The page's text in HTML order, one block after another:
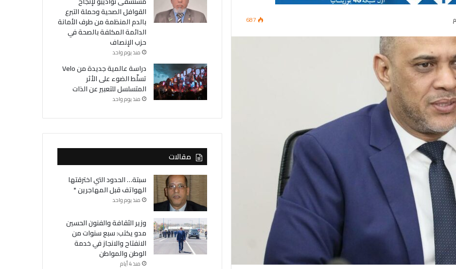
687
القوافل الصحية وحملة التبرع
بالدم المنظمة من طرف الأمانة
الدائمة المكلفة بالصحة في
حزب الإنصاف
منذ يوم واحد
دراسة عالمية جديدة من Velo
تسلّط الضوء على الأثر
المتسلسل للتعبير عن الذات
منذ يوم واحد
مقالات
سبتة… الحدود التي اخترقتها
الهواتف قبل المهاجرين *
منذ يوم واحد
وزير الثقافة والفنون الحسين
مدو يكتب: سبع سنوات من
الانفتاح والانجاز في خدمة
الوطن والمواطن
منذ 4 أيام